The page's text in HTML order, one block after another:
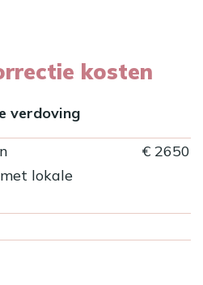
kosten
verdoving
lokale
€ 2650